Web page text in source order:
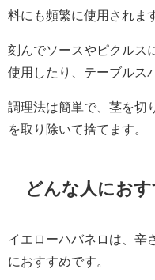
料にも頻繁に使用されま
刻んでソースやピクルス
使用したり、テーブルス
調理法は簡単で、茎を切
を取り除いて捨てます。
どんな人におす
イエローハバネロは、辛
におすすめです。